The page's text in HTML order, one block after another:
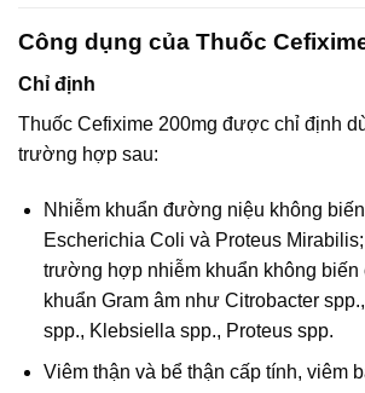
Công dụng của Thuốc
Chỉ định
Thuốc Cefixime 200mg được chỉ định
trường hợp sau:
Nhiễm khuẩn đường niệu không
Escherichia Coli và Proteus
trường hợp nhiễm khuẩn không
khuẩn Gram âm như Citrobacter
spp., Klebsiella spp., Proteus spp.
Viêm thận và bể thận cấp tính, viêm